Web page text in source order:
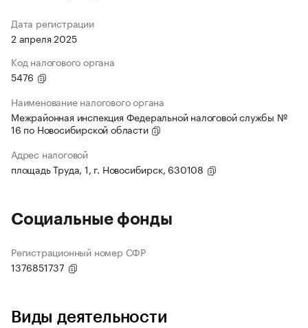
Дата регистрации
2 апреля 2025
Код налогового органа
5476
Наименование налогового органа
Межрайонная инспекция Федеральной налоговой службы №
16 по Новосибирской области
Адрес налоговой
площадь Труда, 1, г. Новосибирск, 630108
Социальные фонды
Регистрационный номер СФР
1376851737
Виды деятельности